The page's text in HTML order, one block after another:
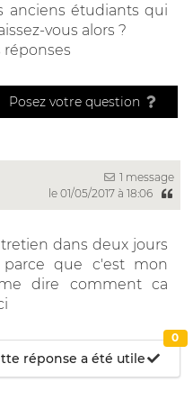
anciens étudiants qui
vous alors ?
réponses
Posez votre question
1 message
le 01/05/2017 à 18:06
dans deux jours
que c'est mon
dire comment ca
réponse a été utile
0